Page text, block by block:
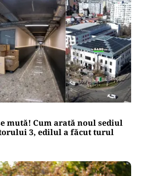
mută! Cum arată noul sediul
3, edilul a făcut turul